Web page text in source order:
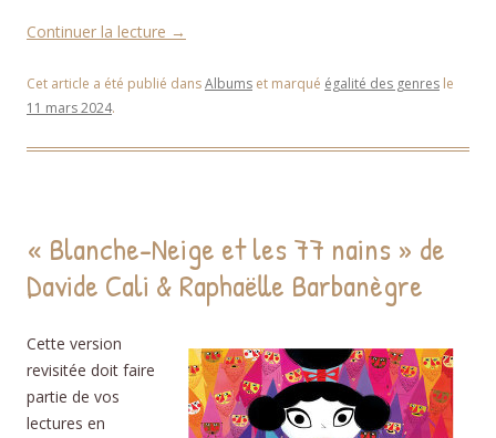
Continuer la lecture →
Cet article a été publié dansAlbums et marqué égalité des genres le
11 mars 2024.
« Blanche-Neige et les 77 nains » de
Davide Cali & Raphaëlle Barbanègre
Cette version
revisitée doit faire
partie de vos
lectures en